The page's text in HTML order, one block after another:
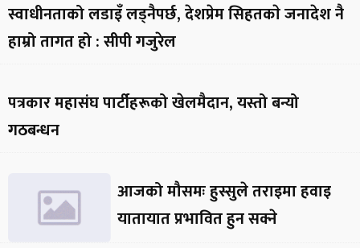
स्वाधीनताको लडाइँ लड्नैपर्छ, देशप्रेम सिहतकाे जनादेश नै
हाम्रो तागत हो : सीपी गजुरेल
पत्रकार महासंघ पार्टीहरूको खेलमैदान, यस्तो बन्यो
गठबन्धन
आजको मौसमः हुस्सुले तराइमा हवाइ
यातायात प्रभावित हुन सक्ने